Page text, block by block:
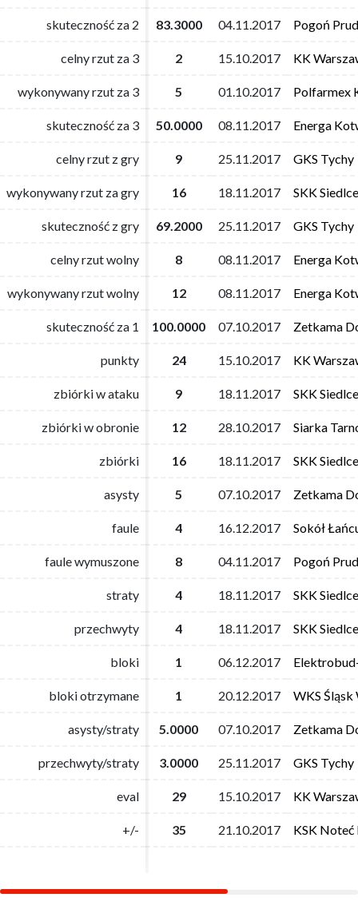
skuteczność za 2 83.3000 04.11.2017 Pogoń
celny rzut za 3 2 15.10.2017 KK
wykonywany rzut za 3 5 01.10.2017 Polfarmex
skuteczność za 3 50.0000 08.11.2017 Energa
celny rzut z gry 9 25.11.2017 GKS Tychy
wykonywany rzut za gry 16 18.11.2017 SKK Siedlce
skuteczność z gry 69.2000 25.11.2017 GKS Tychy
celny rzut wolny 8 08.11.2017 Energa
wykonywany rzut wolny 12 08.11.2017 Energa
skuteczność za 1 100.0000 07.10.2017 Zetkama
punkty 24 15.10.2017 KK
zbiórki w ataku 9 18.11.2017 SKK Siedlce
zbiórki w obronie 12 28.10.2017 Siarka
zbiórki 16 18.11.2017 SKK Siedlce
asysty 5 07.10.2017 Zetkama
faule 4 16.12.2017 Sokół
faule wymuszone 8 04.11.2017 Pogoń
straty 4 18.11.2017 SKK Siedlce
przechwyty 4 18.11.2017 SKK Siedlce
bloki 1 06.12.2017
bloki otrzymane 1 20.12.2017 WKS Śląsk
asysty/straty 5.0000 07.10.2017 Zetkama
przechwyty/straty 3.0000 25.11.2017 GKS Tychy
eval 29 15.10.2017 KK
+/- 35 21.10.2017 KSK Noteć
skuteczność za 2 83.3000 04.11.2017 Pogoń
celny rzut za 3 2 15.10.2017 KK
wykonywany rzut za 3 5 01.10.2017 Polfarmex
skuteczność za 3 50.0000 08.11.2017 Energa
celny rzut z gry 9 25.11.2017 GKS Tychy
wykonywany rzut za gry 16 18.11.2017 SKK Siedlce
skuteczność z gry 69.2000 25.11.2017 GKS Tychy
celny rzut wolny 8 08.11.2017 Energa
wykonywany rzut wolny 12 08.11.2017 Energa
skuteczność za 1 100.0000 07.10.2017 Zetkama
punkty 24 15.10.2017 KK
zbiórki w ataku 9 18.11.2017 SKK Siedlce
zbiórki w obronie 12 28.10.2017 Siarka
zbiórki 16 18.11.2017 SKK Siedlce
asysty 5 07.10.2017 Zetkama
faule 4 16.12.2017 Sokół
faule wymuszone 8 04.11.2017 Pogoń
straty 4 18.11.2017 SKK Siedlce
przechwyty 4 18.11.2017 SKK Siedlce
bloki 1 06.12.2017
bloki otrzymane 1 20.12.2017 WKS Śląsk
asysty/straty 5.0000 07.10.2017 Zetkama
przechwyty/straty 3.0000 25.11.2017 GKS Tychy
eval 29 15.10.2017 KK
+/- 35 21.10.2017 KSK Noteć